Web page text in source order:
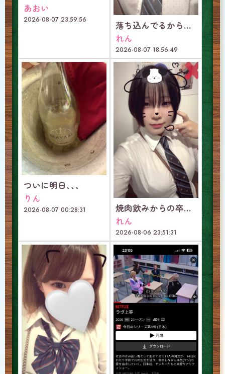
あおい
2026-08-07 23:59:56
落ち込んでるから少し甘やかしてほしいな♡
れん
2026-08-07 18:56:49
ついに明日、、、
りん
2026-08-07 00:28:31
焼肉飲みからの卒業イベントで最強に楽しい日！！
れん
2026-08-06 23:51:31